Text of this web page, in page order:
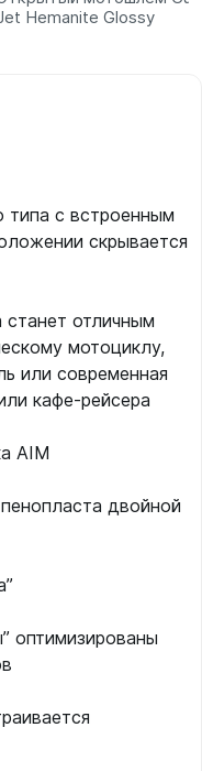
Hemanite Glossy
типа с встроенным
скрывается
отличным
мотоциклу,
или современная
кафе-рейсера
AIM
двойной
оптимизированы